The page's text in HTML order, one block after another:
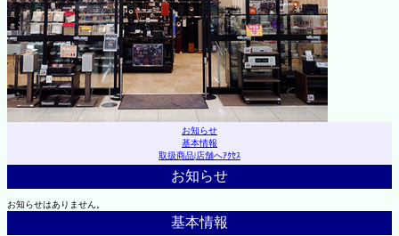
お知らせ
基本情報
取扱商品|店舗へｱｸｾｽ
お知らせ
お知らせはありません。
基本情報